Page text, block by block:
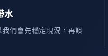
水
們會先穩定現況，再談